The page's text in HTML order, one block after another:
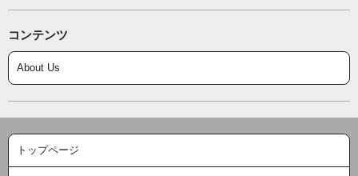
コンテンツ
About Us
トップページ